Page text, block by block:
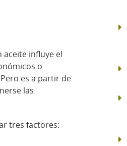
aceite influye el
o
es a partir de
las
tres factores: